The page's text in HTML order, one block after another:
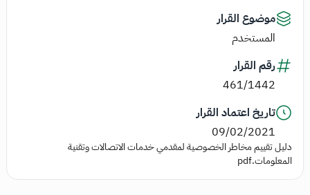
موضوع القرار
المستخدم
رقم القرار
461/1442
تاريخ اعتماد القرار
09/02/2021
دليل تقييم مخاطر الخصوصية لمقدمي خدمات الاتصالات وتقنية
المعلومات.pdf